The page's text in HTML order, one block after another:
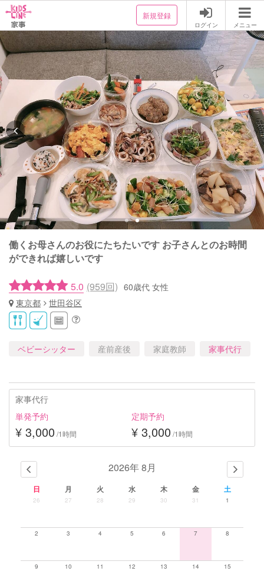
新規登録
ログイン メニュー
働くお母さんのお役にたちたいです お子さんとのお時間
ができれば嬉しいです
5.0 (959回) 60歳代 女性
東京都
世田谷区
ベビーシッター 産前産後 家庭教師 家事代行
家事代行
単発予約
¥ 3,000 /1時間
定期予約
¥ 3,000 /1時間
2026年 8月
日 月 火 水 木 金 土
26 27 28 29 30 31 1
2 3 4 5 6 7 8
9 10 11 12 13 14 15